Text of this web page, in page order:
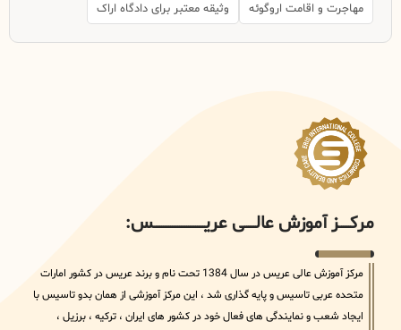
مهاجرت و اقامت اروگوئه
وثیقه معتبر برای دادگاه اراک
مرکــــــز آموزش عالــــــی عریــــــــــــــــــــــــــــس:
مرکز آموزش عالی عریس در سال 1384 تحت نام و برند عریس در کشور امارات
متحده عربی تاسیس و پایه گذاری شد ، این مرکز آموزشی از همان بدو تاسیس با
ایجاد شعب و نمایندگی های فعال خود در کشور های ایران ، ترکیه ، برزیل ،